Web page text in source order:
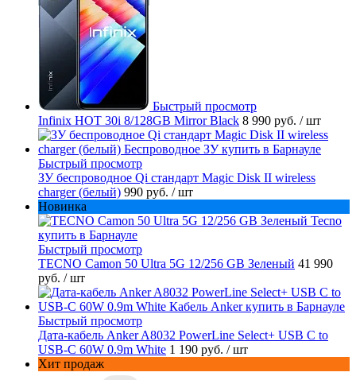
Быстрый просмотр
Infinix HOT 30i 8/128GB Mirror Black 8 990 руб. / шт
Быстрый просмотр
ЗУ беспроводное Qi стандарт Magic Disk II wireless
charger (белый) 990 руб. / шт
Новинка
Быстрый просмотр
TECNO Camon 50 Ultra 5G 12/256 GB Зеленый 41 990
руб. / шт
Быстрый просмотр
Дата-кабель Anker A8032 PowerLine Select+ USB C to
USB-C 60W 0.9m White 1 190 руб. / шт
Хит продаж